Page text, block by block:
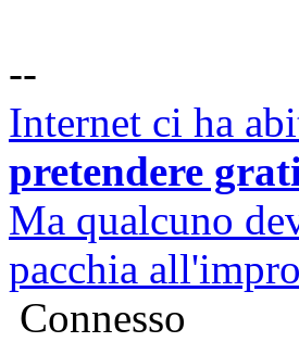
--
Internet ci ha
pretendere
Ma qualcuno
pacchia
Connesso